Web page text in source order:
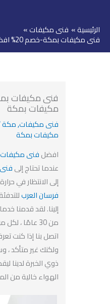
فنى مكيفات
بمكة-خصم 20% افضل فنى مكيفات بمكة
مكيفات بمكة
فنى مكيفات,مكة/
مكيفات بمكة
افضلفنى مكيفات بمكة
عندما تحتاج إلىفنى
إلى الانتظار في حرارةمكة
فرسان العربللتدفئة
إلينا. لقد قدمنا
من 30 عامًا ، لكل من
اتصل بنا إذا كنت تعرف
ولكنك غير متأكد ،
ذوي الخبرة لدينا
الهواء خالية من